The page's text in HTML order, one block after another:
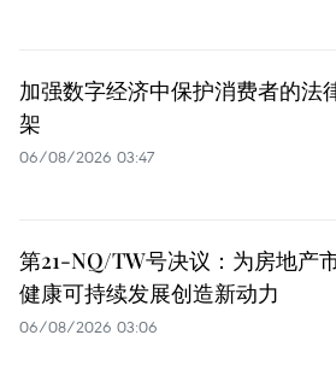
加强数字经济中保护消费者的法
架
06/08/2026 03:47
第21-NQ/TW号决议：为房地产
健康可持续发展创造新动力
06/08/2026 03:06